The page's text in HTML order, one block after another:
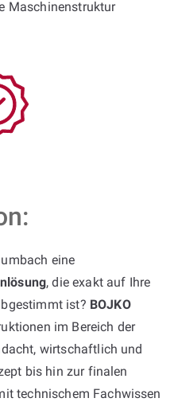
Maschinenstruktur
eine
, die exakt auf Ihre
ist? BOJKO
im Bereich der
wirtschaftlich und
bis hin zur finalen
technischem Fachwissen